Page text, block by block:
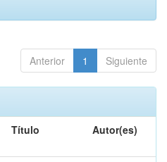
Anterior 1 Siguiente
Título Autor(es)